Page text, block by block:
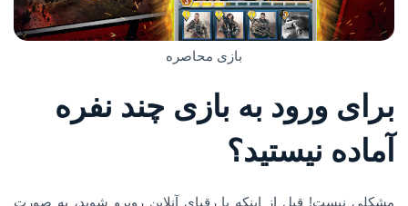
بازی محاصره
برای ورود به بازی چند نفره
آماده نیستید؟
مشکلی نیست! قبل از اینکه با رقبای آنلاین روبرو شوید، به صورت